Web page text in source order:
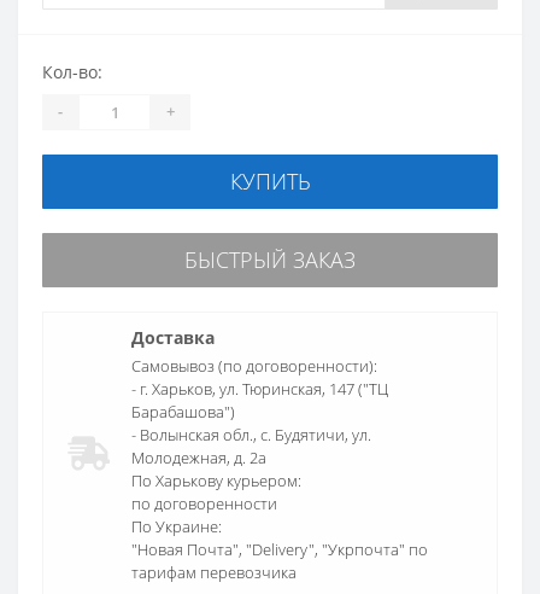
Кол-во:
- +
КУПИТЬ
БЫСТРЫЙ ЗАКАЗ
Доставка
Самовывоз (по договоренности):
- г. Харьков, ул. Тюринская, 147 ("ТЦ
Барабашова")
- Волынская обл., c. Будятичи, ул.
Молодежная, д. 2а
По Харькову курьером:
по договоренности
По Украине:
"Новая Почта", "Delivery", "Укрпочта" по
тарифам перевозчика